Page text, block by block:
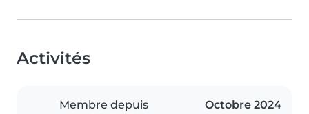
Activités
Membre depuis Octobre 2024